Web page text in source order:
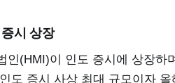
시 상장
인(HMI)이 인도 증시에 상장하
도 증시 사상 최대 규모이자